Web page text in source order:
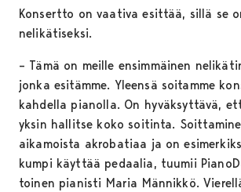
Konsertto on vaativa esittää, sillä se
nelikätiseksi.
– Tämä on meille ensimmäinen
jonka esitämme. Yleensä soitamme
kahdella pianolla. On hyväksyttävä,
yksin hallitse koko soitinta.
aikamoista akrobatiaa ja on
kumpi käyttää pedaalia, tuumii
toinen pianisti Maria Männikkö.